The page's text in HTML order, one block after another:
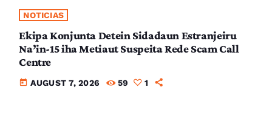
NOTICIAS
Ekipa Konjunta Detein Sidadaun Estranjeiru
Na’in-15 iha Metiaut Suspeita Rede Scam Call
Centre
today AUGUST 7, 2026 59 1